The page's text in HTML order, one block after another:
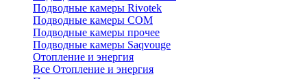
Подводные камеры Rivotek
Подводные камеры СОМ
Подводные камеры прочее
Подводные камеры Saqvouge
Отопление и энергия
Все Отопление и энергия